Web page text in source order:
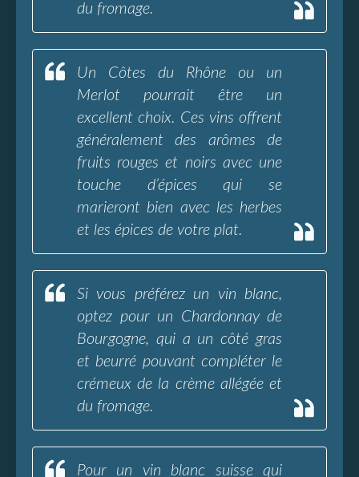
du fromage.
Un Côtes du Rhône ou un
Merlot pourrait être un
excellent choix. Ces vins offrent
généralement des arômes de
fruits rouges et noirs avec une
touche d’épices qui se
marieront bien avec les herbes
et les épices de votre plat.
Si vous préférez un vin blanc,
optez pour un Chardonnay de
Bourgogne, qui a un côté gras
et beurré pouvant compléter le
crémeux de la crème allégée et
du fromage.
Pour un vin blanc suisse qui